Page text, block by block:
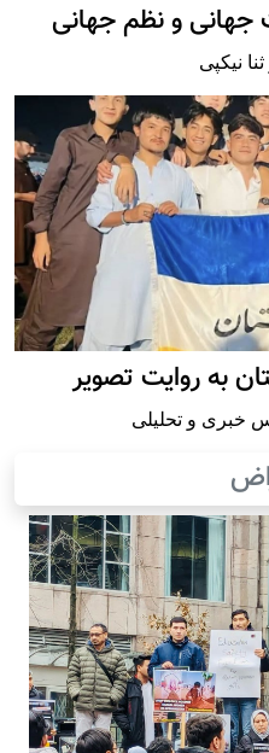
و نظم جهانی
نیکپی
به روایت تصویر
خبری و تحلیلی